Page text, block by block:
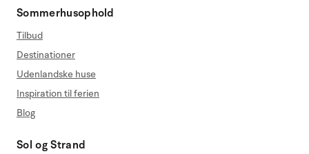
Sommerhusophold
Tilbud
Destinationer
Udenlandske huse
Inspiration til ferien
Blog
Sol og Strand